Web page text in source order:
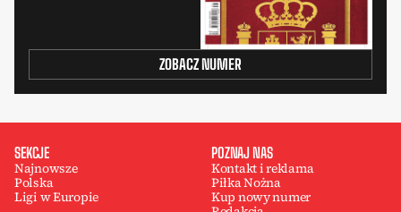
ZOBACZ NUMER
SEKCJE
Najnowsze
Polska
Ligi w Europie
POZNAJ NAS
Kontakt i reklama
Piłka Nożna
Kup nowy numer